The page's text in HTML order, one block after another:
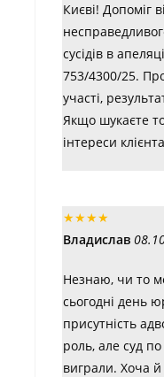
Києві! Допоміг
сусідів в
753/4300/25.
участі,
Якщо шукаєте
інтереси
★★★★
Владислав
Незнаю, чи то
сьогодні день
присутність
роль, але суд
виграли. Хоча й